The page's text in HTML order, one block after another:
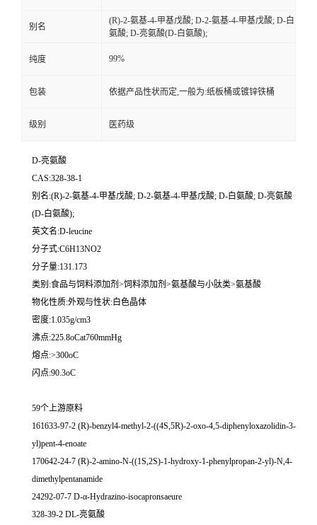
别名
(R)-2-氨基-4-甲基戊酸; D-2-氨基-4-甲基戊酸; D-白
氨酸; D-亮氨酸(D-白氨酸);
纯度 99%
包装 依据产品性状而定,一般为:纸板桶或镀锌铁桶
级别 医药级
D-亮氨酸
CAS:328-38-1
别名:(R)-2-氨基-4-甲基戊酸; D-2-氨基-4-甲基戊酸; D-白氨酸; D-亮氨酸
(D-白氨酸);
英文名:D-leucine
分子式:C6H13NO2
分子量:131.173
类别:食品与饲料添加剂>饲料添加剂>氨基酸与小肽类>氨基酸
物化性质:外观与性状:白色晶体
密度:1.035g/cm3
沸点:225.8oCat760mmHg
熔点:>300oC
闪点:90.3oC
59个上游原料
161633-97-2 (R)-benzyl4-methyl-2-((4S,5R)-2-oxo-4,5-diphenyloxazolidin-3-
yl)pent-4-enoate
170642-24-7 (R)-2-amino-N-((1S,2S)-1-hydroxy-1-phenylpropan-2-yl)-N,4-
dimethylpentanamide
24292-07-7 D-α-Hydrazino-isocapronsaeure
328-39-2 DL-亮氨酸